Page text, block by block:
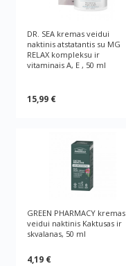
DR. SEA kremas veidui
naktinis atstatantis su MG
RELAX kompleksu ir
vitaminais A, E , 50 ml
15,99 €
GREEN РHARMACY kremas
veidui naktinis Kaktusas ir
skvalanas, 50 ml
4,19 €